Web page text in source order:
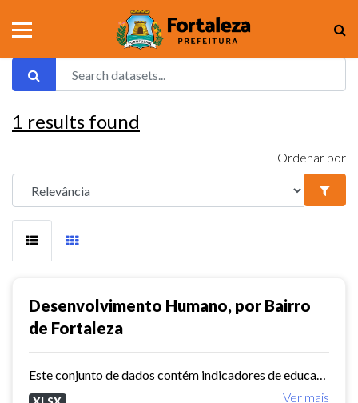
1 results found
Ordenar por
Desenvolvimento Humano, por Bairro
de Fortaleza
Ver mais